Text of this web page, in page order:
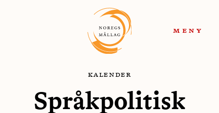
meny
kalender
Språkpolitisk